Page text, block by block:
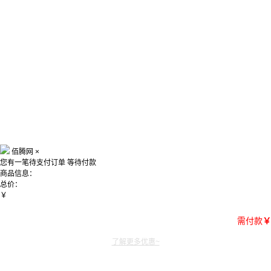
佰腾网 ×
您有一笔待支付订单 等待付款
商品信息：
总价：
￥
需付款￥
了解更多优惠~